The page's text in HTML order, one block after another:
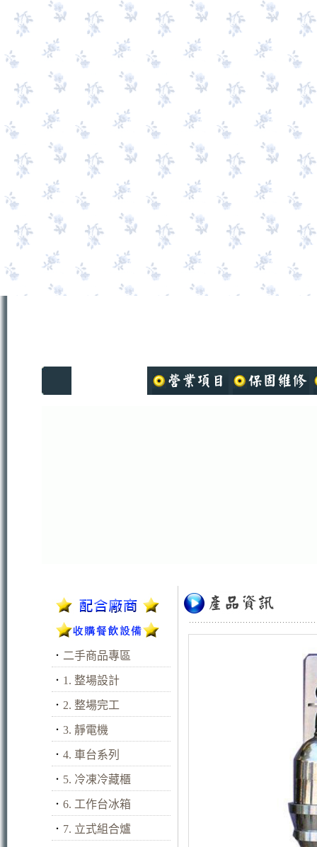
． 二手商品專區
． 1. 整場設計
． 2. 整場完工
． 3. 靜電機
． 4. 車台系列
． 5. 冷凍冷藏櫃
． 6. 工作台冰箱
． 7. 立式組合爐